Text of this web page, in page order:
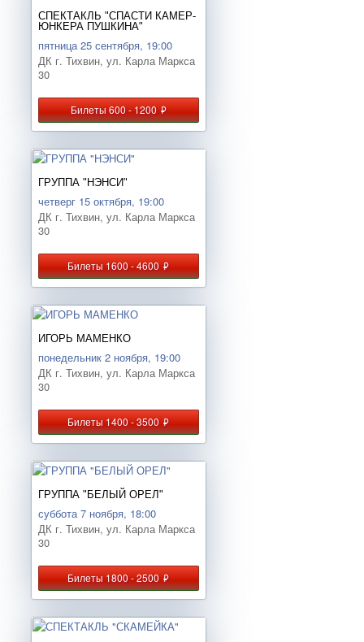
СПЕКТАКЛЬ "СПАСТИ КАМЕР-
ЮНКЕРА ПУШКИНА"
пятница 25 сентября, 19:00
ДК г. Тихвин, ул. Карла Маркса
30
Билеты 600 - 1200руб.
ГРУППА "НЭНСИ"
четверг 15 октября, 19:00
ДК г. Тихвин, ул. Карла Маркса
30
Билеты 1600 - 4600руб.
ИГОРЬ МАМЕНКО
понедельник 2 ноября, 19:00
ДК г. Тихвин, ул. Карла Маркса
30
Билеты 1400 - 3500руб.
ГРУППА "БЕЛЫЙ ОРЕЛ"
суббота 7 ноября, 18:00
ДК г. Тихвин, ул. Карла Маркса
30
Билеты 1800 - 2500руб.